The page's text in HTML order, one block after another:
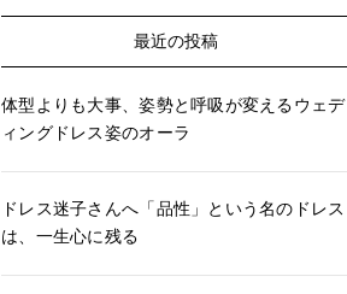
最近の投稿
体型よりも大事、姿勢と呼吸が変えるウェデ
ィングドレス姿のオーラ
ドレス迷子さんへ「品性」という名のドレス
は、一生心に残る